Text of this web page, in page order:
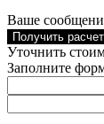
Ваше
Получить расчет
Уточнить
Заполните